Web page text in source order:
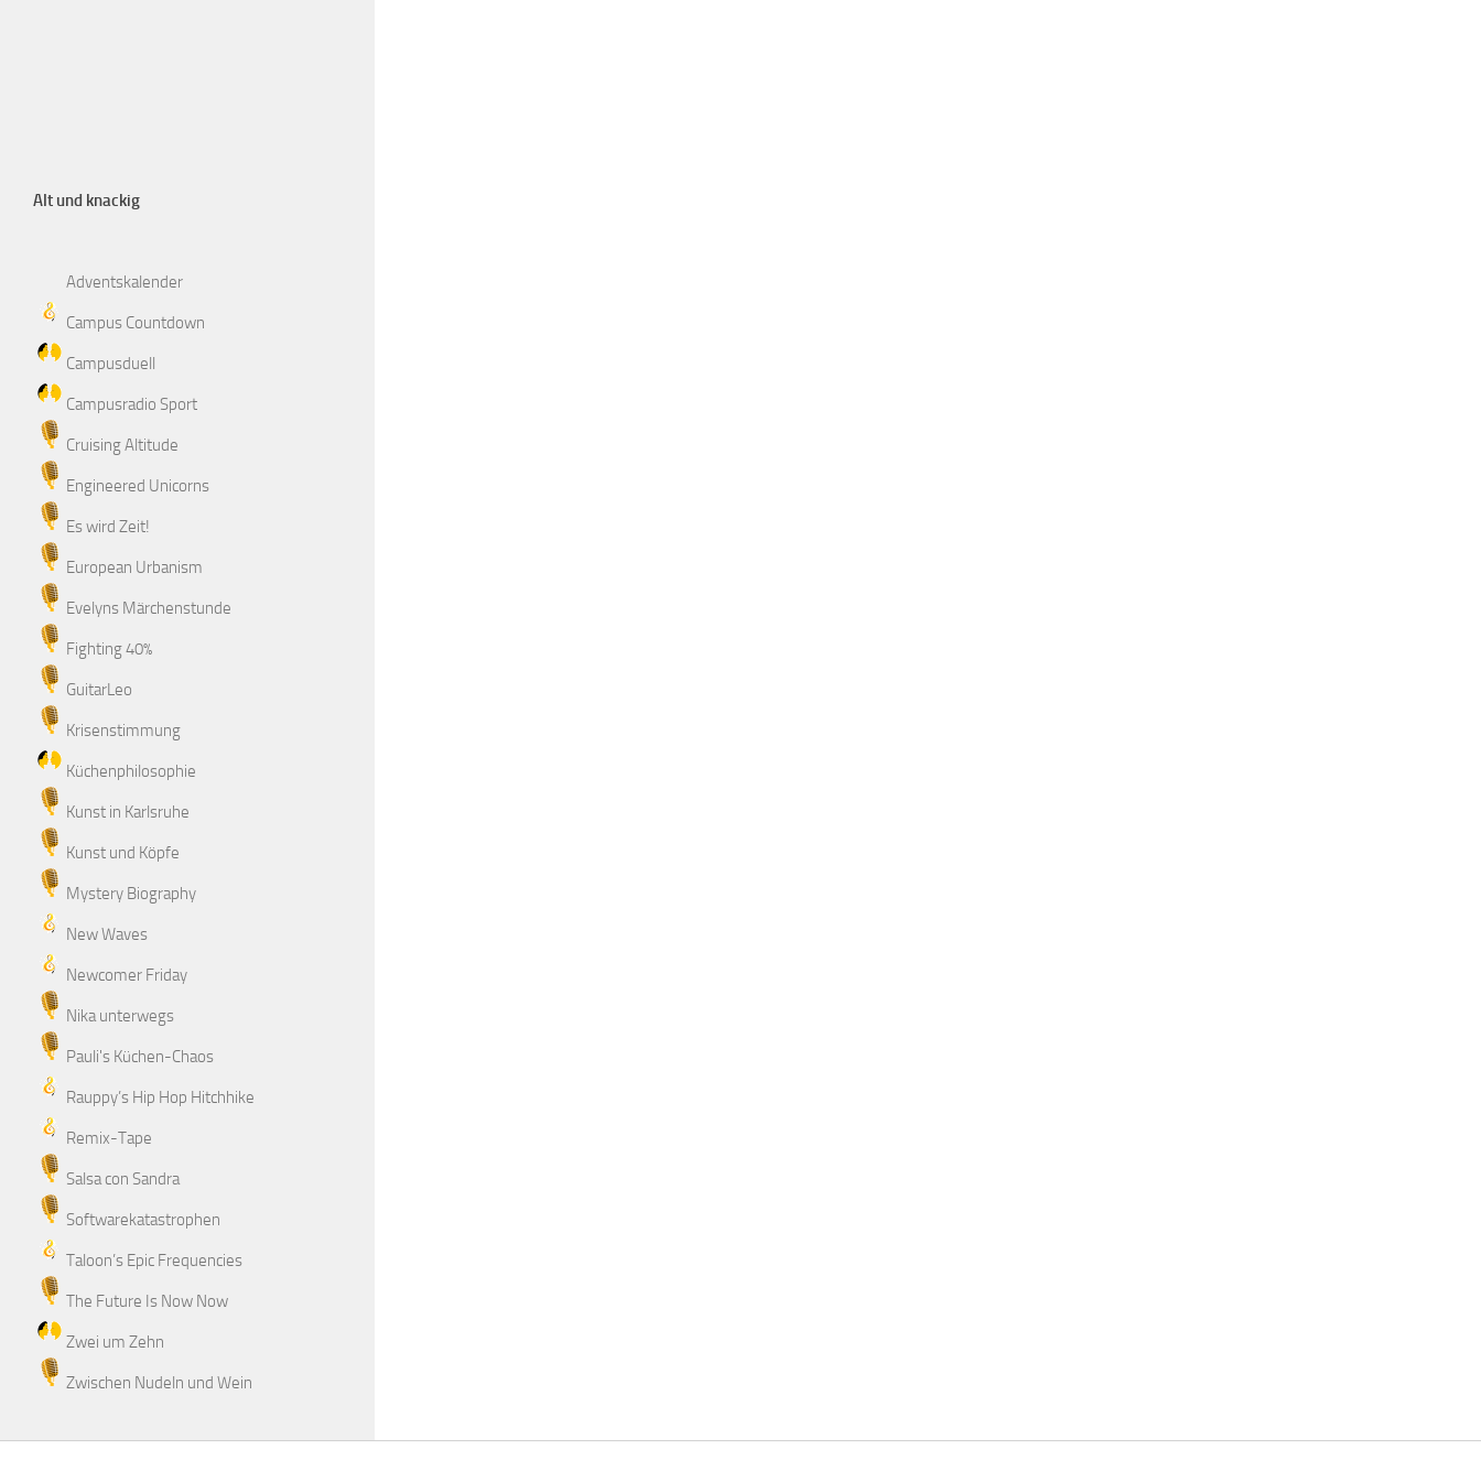
Alt und knackig
Adventskalender
Campus Countdown
Campusduell
Campusradio Sport
Cruising Altitude
Engineered Unicorns
Es wird Zeit!
European Urbanism
Evelyns Märchenstunde
Fighting 40%
GuitarLeo
Krisenstimmung
Küchenphilosophie
Kunst in Karlsruhe
Kunst und Köpfe
Mystery Biography
New Waves
Newcomer Friday
Nika unterwegs
Pauli's Küchen-Chaos
Rauppy’s Hip Hop Hitchhike
Remix-Tape
Salsa con Sandra
Softwarekatastrophen
Taloon’s Epic Frequencies
The Future Is Now Now
Zwei um Zehn
Zwischen Nudeln und Wein